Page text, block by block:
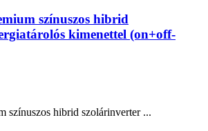
színuszos hibrid
kimenettel (on+off-
színuszos hibrid szolárinverter ...